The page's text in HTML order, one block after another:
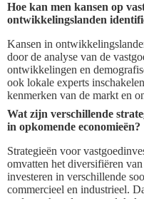
Hoe kan men kansen op
ontwikkelingslanden
Kansen in
door de analyse van de
ontwikkelingen en
ook lokale experts
kenmerken van de markt en
Wat zijn verschillende
in opkomende economieën?
Strategieën voor
omvatten het diversifiëren
investeren in verschillende
commercieel en industrieel.